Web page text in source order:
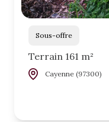
Sous-offre
Terrain 161 m²
Cayenne (97300)